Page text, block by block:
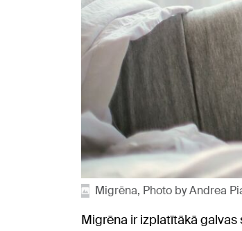
Migrēna, Photo by Andrea
Migrēna ir izplatītākā galvas